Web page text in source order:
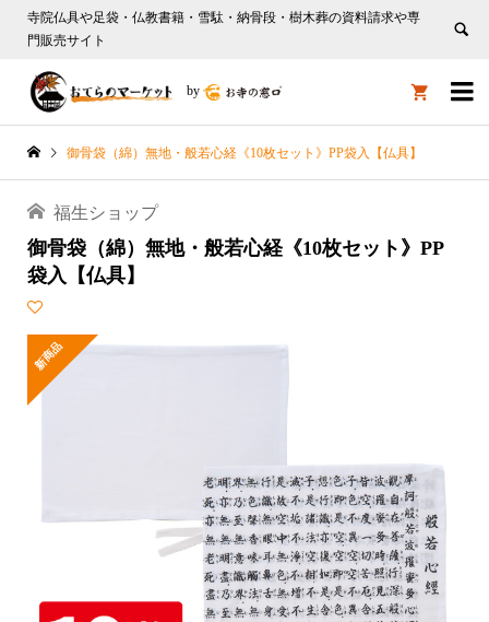
寺院仏具や足袋・仏教書籍・雪駄・納骨段・樹木葬の資料請求や専
門販売サイト

by 
御骨袋（綿）無地・般若心経《10枚セット》PP袋入【仏具】
福生ショップ
御骨袋（綿）無地・般若心経《10枚セット》PP
袋入【仏具】
新商品